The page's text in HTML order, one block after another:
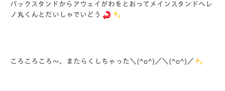
バックスタンドからアウェイがわをとおってメインスタンドへレ
ノ丸くんとだいしゃでいどう
ころころころ～、またらくしちゃった＼(^o^)／＼(^o^)／